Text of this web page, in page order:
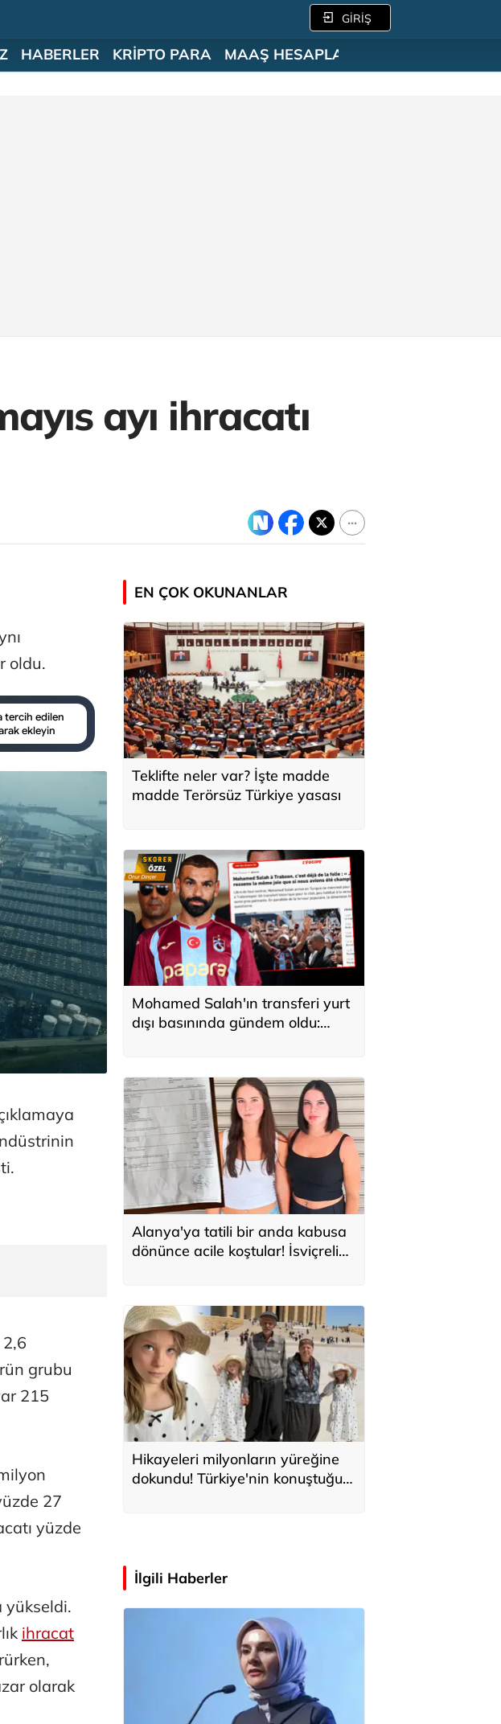
GİRİŞ
HABERLER KRİPTO PARA MAAŞ HESAPLAMA
ayı ihracatı
oldu.
tercih edilen
ekleyin
grubu
215
27
yüzde
yükseldi.
ihracat
olarak
EN ÇOK OKUNANLAR
Teklifte neler var? İşte madde
madde Terörsüz Türkiye yasası
Mohamed Salah'ın transferi yurt
dışı basınında gündem oldu:
Alanya'ya tatili bir anda kabusa
dönünce acile koştular! İsviçreli
Hikayeleri milyonların yüreğine
dokundu! Türkiye'nin konuştuğu
İlgili Haberler